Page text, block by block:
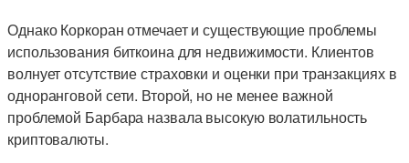
Однако Коркоран отмечает и существующие проблемы
использования биткоина для недвижимости. Клиентов
волнует отсутствие страховки и оценки при транзакциях в
одноранговой сети. Второй, но не менее важной
проблемой Барбара назвала высокую волатильность
криптовалюты.